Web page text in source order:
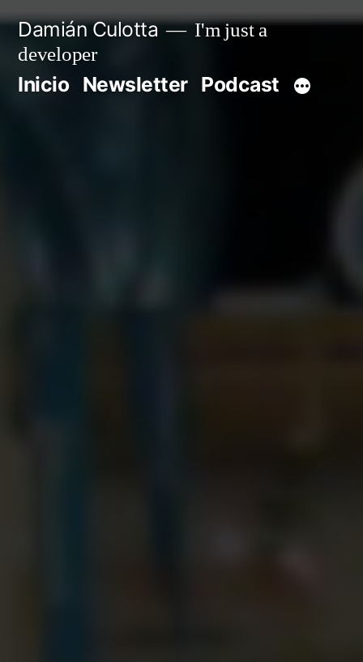
Saltar
contenido
Damián Culotta
I'm just a
developer
Inicio Newsletter Podcast